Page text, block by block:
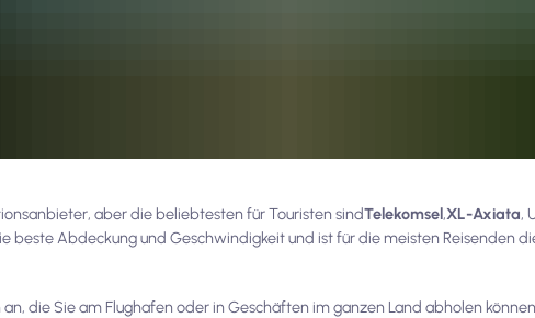
aber die beliebtesten für Touristen sindTelekomsel,XL-Axiata,
beste Abdeckung und Geschwindigkeit und ist für die meisten Reisenden
die Sie am Flughafen oder in Geschäften im ganzen Land abholen